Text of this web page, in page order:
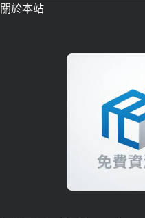
關於本站